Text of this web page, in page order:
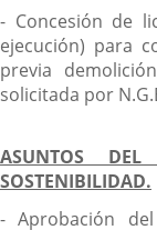
- Concesión de
ejecución) para
previa
solicitada por
ASUNTOS
SOSTENIBILIDAD.
- Aprobación